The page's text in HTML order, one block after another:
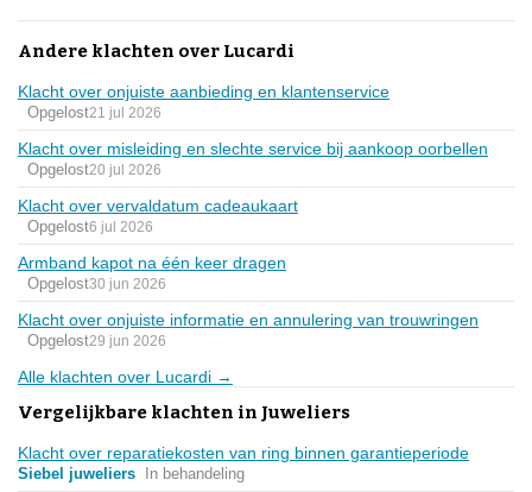
Andere klachten over Lucardi
Klacht over onjuiste aanbieding en klantenservice
Opgelost21 jul 2026
Klacht over misleiding en slechte service bij aankoop oorbellen
Opgelost20 jul 2026
Klacht over vervaldatum cadeaukaart
Opgelost6 jul 2026
Armband kapot na één keer dragen
Opgelost30 jun 2026
Klacht over onjuiste informatie en annulering van trouwringen
Opgelost29 jun 2026
Alle klachten over Lucardi →
Vergelijkbare klachten in Juweliers
Klacht over reparatiekosten van ring binnen garantieperiode
Siebel juweliers In behandeling